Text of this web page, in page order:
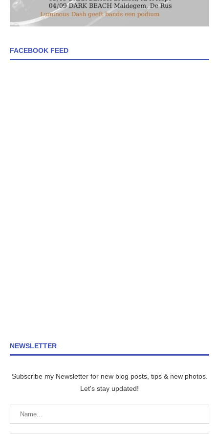
FACEBOOK FEED
NEWSLETTER
Subscribe my Newsletter for new blog posts, tips & new photos.
Let's stay updated!